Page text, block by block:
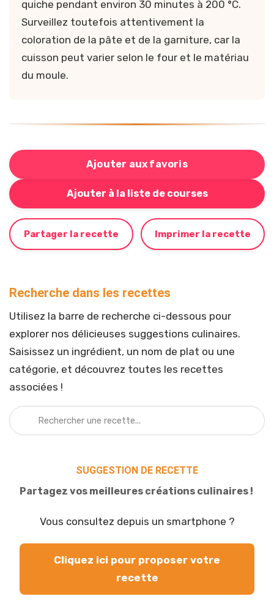
quiche pendant environ 30 minutes à 200 °C.
Surveillez toutefois attentivement la
coloration de la pâte et de la garniture, car la
cuisson peut varier selon le four et le matériau
du moule.
Ajouter aux favoris
Ajouter à la liste de courses
Bouton pour ajouter cette recette à votre liste de
Partager la recette Imprimer la recette
Recherche dans les recettes
Utilisez la barre de recherche ci-dessous pour
explorer nos délicieuses suggestions culinaires.
Saisissez un ingrédient, un nom de plat ou une
catégorie, et découvrez toutes les recettes
associées !
SUGGESTION DE RECETTE
Partagez vos meilleures créations culinaires !
Vous consultez depuis un smartphone ?
Cliquez ici pour proposer votre
recette